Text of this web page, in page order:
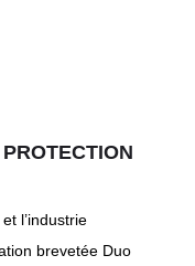
l’industrie
brevetée Duo